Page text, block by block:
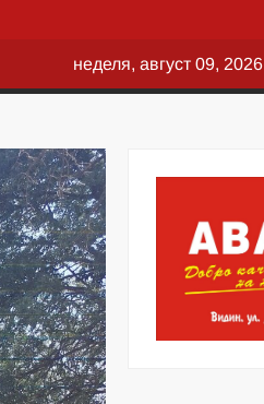
неделя, август 09, 2026